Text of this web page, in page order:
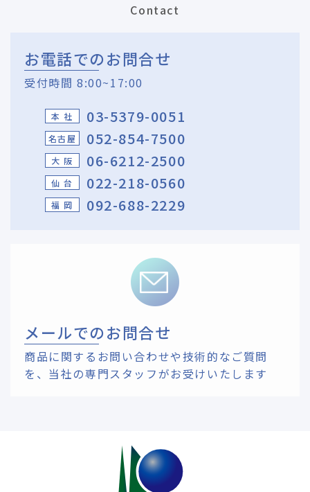
Contact
お電話でのお問合せ
受付時間 8:00~17:00
本 社 03-5379-0051
名古屋 052-854-7500
大 阪 06-6212-2500
仙 台 022-218-0560
福 岡 092-688-2229
メールでのお問合せ
商品に関するお問い合わせや技術的なご質問
を、 当社の専門スタッフがお受けいたします